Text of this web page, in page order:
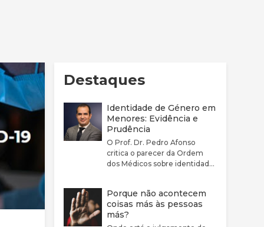
Destaques
Identidade de Género em
Menores: Evidência e
Prudência
O Prof. Dr. Pedro Afonso
critica o parecer da Ordem
dos Médicos sobre identidade
adequadamente a
complexidade clínica nem a
fragilidade da evidência
Porque não acontecem
coisas más às pessoas
más?